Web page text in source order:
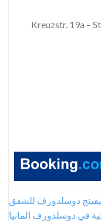
Kreuzstr. 19a –
دوسلدورف للشقق
في دوسلدورف المانيا